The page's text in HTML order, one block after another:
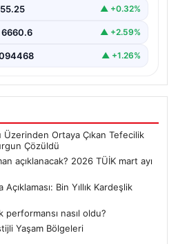
55.25 ▲ +0.32%
6660.6 ▲ +2.59%
▲ +1.26%
Üzerinden Ortaya Çıkan Tefecilik
Çözüldü
açıklanacak? 2026 TÜİK mart ayı
Bin Yıllık Kardeşlik
performansı nasıl oldu?
Yaşam Bölgeleri